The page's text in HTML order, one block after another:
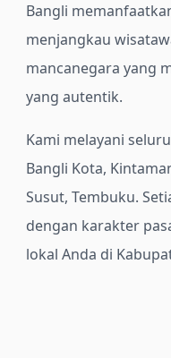
Bangli
menjangkau
mancanegara yang
yang autentik.
Kami melayani
Bangli Kota,
Susut, Tembuku.
dengan karakter
lokal Anda di